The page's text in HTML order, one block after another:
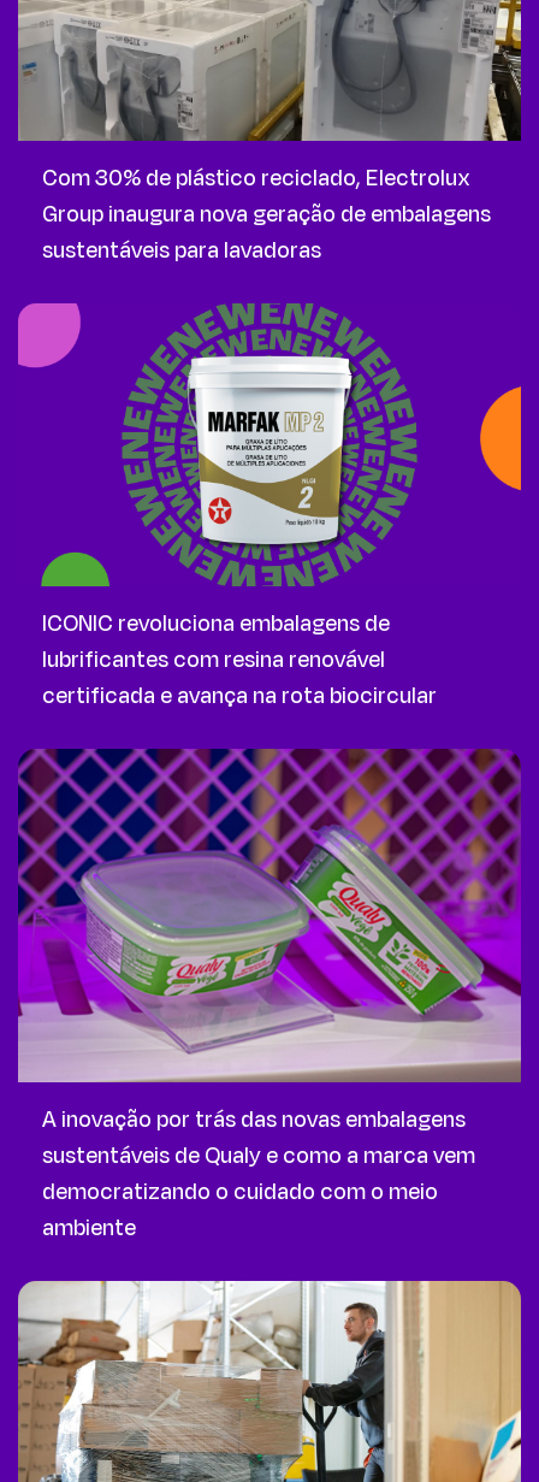
Com 30% de plástico reciclado, Electrolux
Group inaugura nova geração de embalagens
sustentáveis para lavadoras
ICONIC revoluciona embalagens de
lubrificantes com resina renovável
certificada e avança na rota biocircular
A inovação por trás das novas embalagens
sustentáveis de Qualy e como a marca vem
democratizando o cuidado com o meio
ambiente